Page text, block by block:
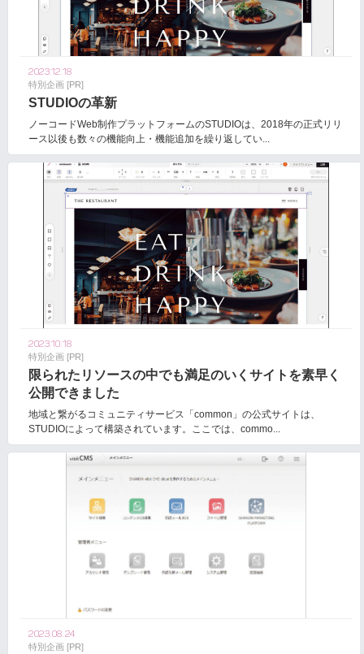
2023.12.18
特別企画 [PR]
STUDIOの革新
ノーコードWeb制作プラットフォームのSTUDIOは、2018年の正式リリ
ース以後も数々の機能向上・機能追加を繰り返してい...
2023.10.18
特別企画 [PR]
限られたリソースの中でも満足のいくサイトを素早く
公開できました
地域と繋がるコミュニティサービス「common」の公式サイトは、
STUDIOによって構築されています。ここでは、commo...
2023.08.24
特別企画 [PR]